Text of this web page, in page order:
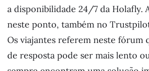
a disponibilidade 24/7 da Holafly.
neste ponto, também no
Os viajantes referem neste fórum
de resposta pode ser mais lento